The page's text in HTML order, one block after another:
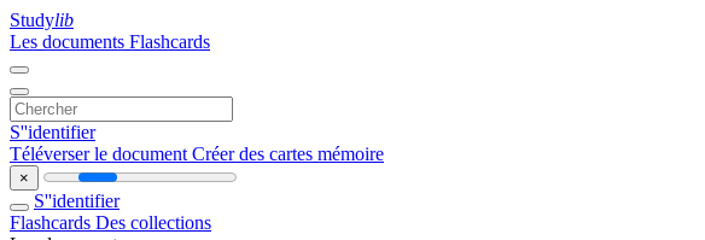
Studylib
Les documents Flashcards
S''identifier
Téléverser le document Créer des cartes mémoire
×
S''identifier
Flashcards Des collections